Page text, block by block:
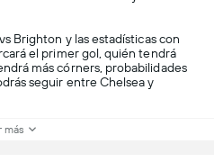
Brighton y las estadísticas con
el primer gol, quién tendrá
más córners, probabilidades
seguir entre Chelsea y
más